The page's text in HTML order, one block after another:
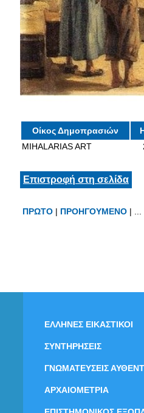
Οίκος Δημοπρασιών
MIHALARIAS ART
Επιστροφή στη σελίδα
ΠΡΩΤΟ | ΠΡΟΗΓΟΥΜΕΝΟ | ...
ΕΛΛΗΝΕΣ ΕΙΚΑΣΤΙΚΟΙ
ΣΥΝΤΗΡΗΣΕΙΣ
ΓΝΩΜΑΤΕΥΣΕΙΣ
ΑΡΧΑΙΟΜΕΤΡΙΑ